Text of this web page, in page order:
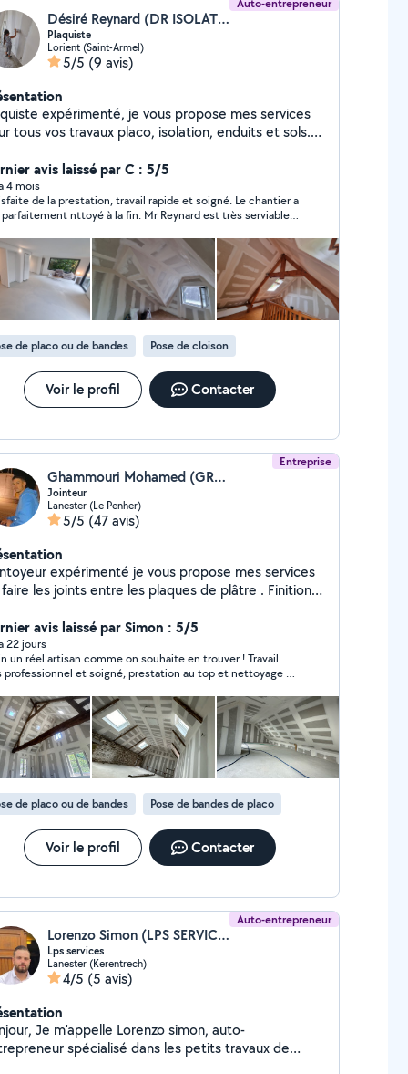
Auto-entrepreneur
Désiré Reynard (DR ISOLATION)
Plaquiste
Lorient (Saint-Armel)
5/5 (9 avis)
expérimenté, je vous propose mes services
tous vos travaux placo, isolation, enduits et sols.
avis laissé par C : 5/5
4 mois
de la prestation, travail rapide et soigné. Le chantier a
nttoyé à la fin. Mr Reynard est très serviable
de placo ou de bandes Pose de cloison
Voir le profil Contacter
Entreprise
Ghammouri Mohamed (GRJ FINITIONS)
Jointeur
Lanester (Le Penher)
5/5 (47 avis)
expérimenté je vous propose mes services
les joints entre les plaques de plâtre . Finitions
peindre. Intervention rapide
tout le Morbihan. Qualité pro Devis gratuit.
support avant peinture . #bandeur
#plaquiste_jointeur
avis laissé par Simon : 5/5
22 jours
un réel artisan comme on souhaite en trouver ! Travail
professionnel et soigné, prestation au top et nettoyage du
de placo ou de bandes Pose de bandes de placo
Voir le profil Contacter
Auto-entrepreneur
Lorenzo Simon (LPS SERVICE)
Lps services
Lanester (Kerentrech)
4/5 (5 avis)
Je m'appelle Lorenzo simon, auto-
spécialisé dans les petits travaux de